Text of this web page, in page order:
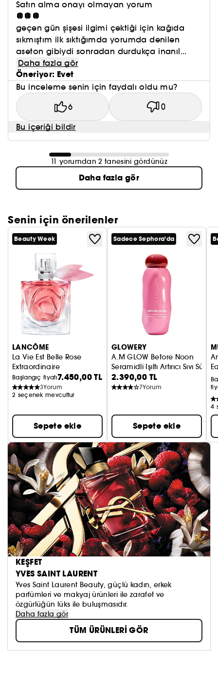
Satın alma onayı olmayan yorum
🪩🪩🪩
geçen gün şişesi ilgimi çektiği için kağıda
sıkmıştım ilk sıktığımda yorumda denilen
aseton gibiydi sonradan durdukça inanıl...
Daha fazla gör
Öneriyor: Evet
Bu inceleme senin için faydalı oldu mu?
6 0
Bu içeriği bildir
11 yorumdan 2 tanesini gördünüz
Daha fazla gör
Senin için önerilenler
Beauty Week
LANCÔME
La Vie Est Belle Rose
Extraordinaire
Eau de Parfum
Başlangıç fiyatı7.450,00 TL
3Yorum
2 seçenek mevcuttur
Sepete ekle
Sadece Sephora'da
GLOWERY
A.M GLOW Before Noon
Seramidli Işıltı Artırıcı Sıvı Süt
2.390,00 TL
7Yorum
Sepete ekle
4
KEŞFET
YVES SAINT LAURENT
Yves Saint Laurent Beauty, güçlü kadın, erkek
parfümleri ve makyaj ürünleri ile zarafet ve
özgürlüğün lüks ile buluşmasıdır.
Daha fazla gör
TÜM ÜRÜNLERİ GÖR